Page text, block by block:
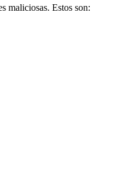
maliciosas. Estos son: